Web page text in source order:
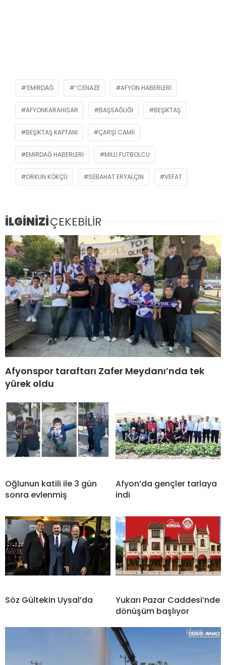
‘EMIRDAĞ ’’CENAZE AFYON HABERLERI
AFYONKARAHISAR BAŞSAĞLIĞI BEŞIKTAŞ
BEŞIKTAŞ KAPTANI ÇARŞI CAMII
EMIRDAĞ HABERLERI MILLI FUTBOLCU
ORKUN KÖKÇÜ SEBAHAT ERYALÇIN VEFAT
İLGİNİZİÇEKEBİLİR
Afyonspor taraftarı Zafer Meydanı’nda tek
yürek oldu
Oğlunun katili ile 3 gün
sonra evlenmiş
Afyon’da gençler tarlaya
indi
Söz Gültekin Uysal’da
Yukarı Pazar Caddesi’nde
dönüşüm başlıyor